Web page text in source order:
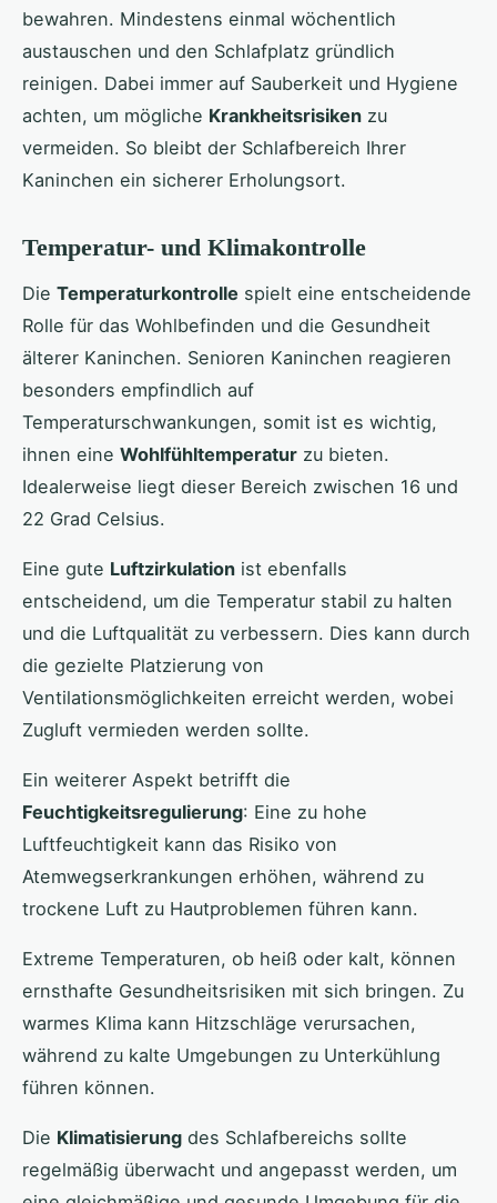
bewahren. Mindestens einmal wöchentlich
austauschen und den Schlafplatz gründlich
reinigen. Dabei immer auf Sauberkeit und Hygiene
achten, um mögliche Krankheitsrisiken zu
vermeiden. So bleibt der Schlafbereich Ihrer
Kaninchen ein sicherer Erholungsort.
Temperatur- und Klimakontrolle
Die Temperaturkontrolle spielt eine entscheidende
Rolle für das Wohlbefinden und die Gesundheit
älterer Kaninchen. Senioren Kaninchen reagieren
besonders empfindlich auf
Temperaturschwankungen, somit ist es wichtig,
ihnen eine Wohlfühltemperatur zu bieten.
Idealerweise liegt dieser Bereich zwischen 16 und
22 Grad Celsius.
Eine gute Luftzirkulation ist ebenfalls
entscheidend, um die Temperatur stabil zu halten
und die Luftqualität zu verbessern. Dies kann durch
die gezielte Platzierung von
Ventilationsmöglichkeiten erreicht werden, wobei
Zugluft vermieden werden sollte.
Ein weiterer Aspekt betrifft die
Feuchtigkeitsregulierung: Eine zu hohe
Luftfeuchtigkeit kann das Risiko von
Atemwegserkrankungen erhöhen, während zu
trockene Luft zu Hautproblemen führen kann.
Extreme Temperaturen, ob heiß oder kalt, können
ernsthafte Gesundheitsrisiken mit sich bringen. Zu
warmes Klima kann Hitzschläge verursachen,
während zu kalte Umgebungen zu Unterkühlung
führen können.
Die Klimatisierung des Schlafbereichs sollte
regelmäßig überwacht und angepasst werden, um